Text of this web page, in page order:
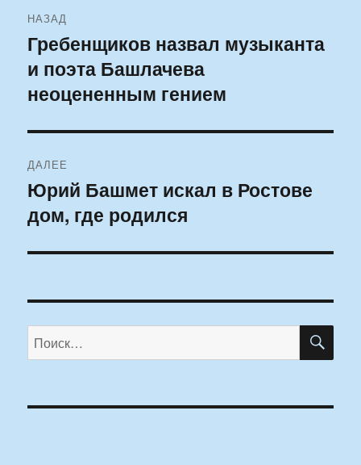
по
записям
НАЗАД
Предыдущая
запись:
Гребенщиков назвал музыканта
и поэта Башлачева
неоцененным гением
ДАЛЕЕ
Следующая
запись:
Юрий Башмет искал в Ростове
дом, где родился
Искать: